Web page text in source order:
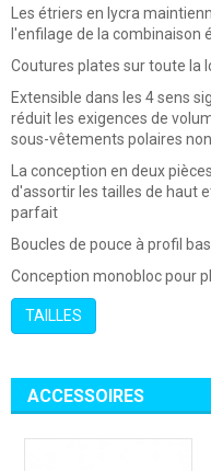
Les étriers en lycra
l'enfilage de la combinaison
Coutures plates sur toute la
Extensible dans les 4 sens
réduit les exigences de
sous-vêtements polaires
La conception en deux
d'assortir les tailles de haut
parfait
Boucles de pouce à profil
Conception monobloc pour
TAILLES
ACCESSOIRES